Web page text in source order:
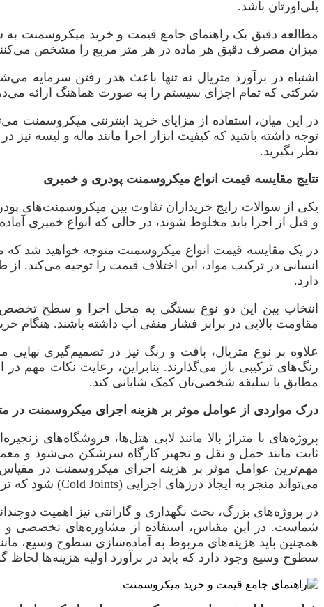
پلی‌اورتان باشد.
مطالعه دقیق یک راهنمای جامع قیمت و خرید میکروسمنت به
میزان مصرف دقیق هر ماده در هر متر مربع را مشخص
اشتباه در برآورد متریال نه تنها باعث هدر رفتن سرمایه
شرکتی که تمام اجزای سیستم را به صورت هماهنگ ارائه
در این میان، استفاده از مزایای خرید اینترنتی میکروسمنت
توجه داشته باشید که کیفیت ابزار اجرا مانند ماله و لیسه نیز
نظر بگیرید.
نتایج مقایسه قیمت انواع میکروسمنت پودری و خمیری
یکی از سوالات رایج خریداران تفاوت بین
و قبل از اجرا باید مخلوط شوند، در حالی که انواع خمیری
در یک مقایسه قیمت انواع میکروسمنت متوجه خواهید شد که
انسانی در ترکیب مواد، این اختلاف قیمت را توجیه می‌کند.
دارد.
انتخاب بین این دو نوع بستگی به محل اجرا و سطح
مقاومت بالایی در برابر فشار منفی آب داشته باشند. هنگام
علاوه بر نوع متریال، بافت و رنگ نیز در تصمیم‌گیری
رنگ‌های ترکیبی باز می‌گذارند. بنابراین، رعایت نکات مهم
مطابق با سلیقه شخصی‌تان کمک شایانی کند.
درک مواردی از عوامل موثر بر هزینه اجرای میکروسمنت در
پروژه‌های با متراژ بالا مانند لابی هتل‌ها، فروشگاه‌های
ثابت مانند حمل و نقل و تجهیز کارگاه سرشکن می‌شود و
مهم‌ترین عوامل موثر بر هزینه اجرای میکروسمنت در مقیاس
می‌تواند منجر به ایجاد درزهای اجرایی (Cold Joints) شود که ترمیم آن‌ها هزینه‌بر است.
در پروژه‌های بزرگ، بحث نگهداری و گارانتی نیز اهمیت
شماست. در این مقیاس، استفاده از مشاوره‌های تخصصی
همچنین باید هزینه‌های مربوط به آماده‌سازی سطوح وسیع،
سطوح وسیع وجود دارد که باید در برآورد اولیه هزینه‌ها لحاظ